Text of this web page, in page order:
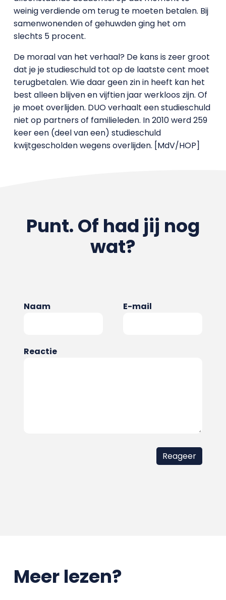
weinig verdiende om terug te moeten betalen. Bij
samenwonenden of gehuwden ging het om
slechts 5 procent.
De moraal van het verhaal? De kans is zeer groot
dat je je studieschuld tot op de laatste cent moet
terugbetalen. Wie daar geen zin in heeft kan het
best alleen blijven en vijftien jaar werkloos zijn. Of
je moet overlijden. DUO verhaalt een studieschuld
niet op partners of familieleden. In 2010 werd 259
keer een (deel van een) studieschuld
kwijtgescholden wegens overlijden. [MdV/HOP]
Punt. Of had jij nog
wat?
Naam E-mail
Reactie
Meer lezen?